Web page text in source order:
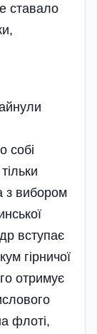
ставало
собі
з вибором
вступає
гірничої
отримує
флоті,